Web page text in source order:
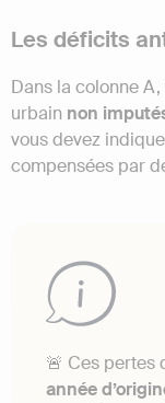
Les déficits
Dans la colonne
urbain non
vous devez
compensées par
🚨 Ces pertes
année